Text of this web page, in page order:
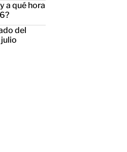
a qué hora
del